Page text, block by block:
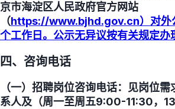
京市海淀区人民政府官方网站
（https://www.bjhd.gov.cn）对外
个工作日。公示无异议按有关规定办
四、咨询电话
（一）招聘岗位咨询电话：见岗位
系人及（周一至周五9:00-11:30，